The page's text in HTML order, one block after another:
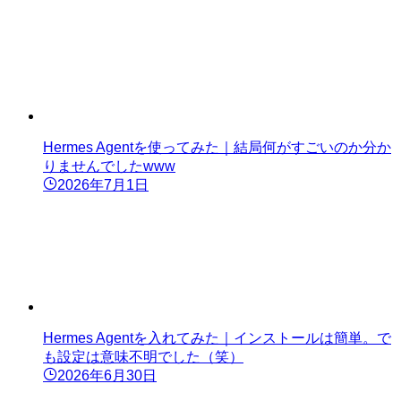
Hermes Agentを使ってみた｜結局何がすごいのか分か
りませんでしたwww
2026年7月1日
Hermes Agentを入れてみた｜インストールは簡単。で
も設定は意味不明でした（笑）
2026年6月30日